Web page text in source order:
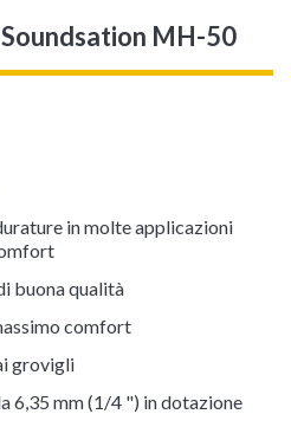
MH-50
in molte applicazioni
buona qualità
comfort
grovigli
6,35 mm (1/4 ") in dotazione